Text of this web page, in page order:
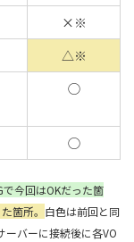
×※
△※
◯
◯
今回はOKだった箇
箇所。 白色は前回と同
ーバーに接続後に各VO